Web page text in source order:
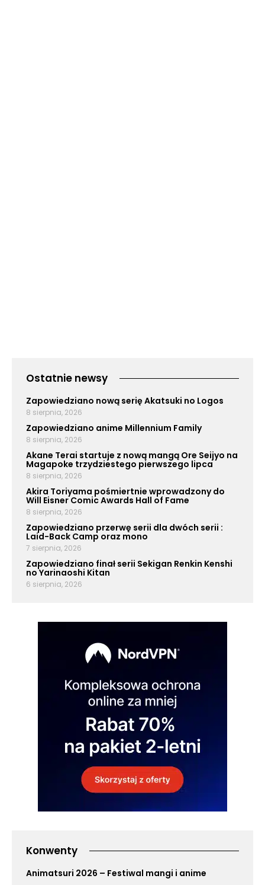
Ostatnie newsy
Zapowiedziano nową serię Akatsuki no Logos
8 sierpnia, 2026
Zapowiedziano anime Millennium Family
8 sierpnia, 2026
Akane Terai startuje z nową mangą Ore Seijyo na
Magapoke trzydziestego pierwszego lipca
8 sierpnia, 2026
Akira Toriyama pośmiertnie wprowadzony do
Will Eisner Comic Awards Hall of Fame
8 sierpnia, 2026
Zapowiedziano przerwę serii dla dwóch serii :
Laid-Back Camp oraz mono
7 sierpnia, 2026
Zapowiedziano finał serii Sekigan Renkin Kenshi
no Yarinaoshi Kitan
6 sierpnia, 2026
Konwenty
Animatsuri 2026 – Festiwal mangi i anime